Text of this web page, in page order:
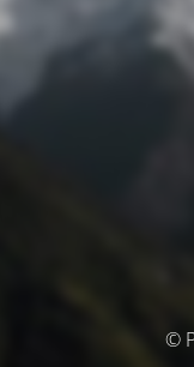
©